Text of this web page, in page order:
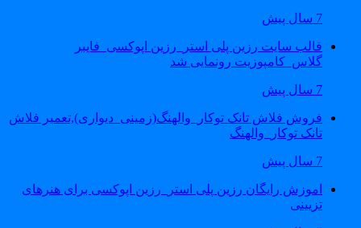
قالب سایت رزین پلی استر_رزین اپوکسی_فایبر
گلاس_کامپوزیت رونمایی شد
فروش فلاش تانک توکار_والهنگ(زمینی_دیواری),تعمیر فلاش
تانک توکار_والهنگ
اموزش رایگان رزین پلی استر_رزین اپوکسی برای هنرهای
تزیینی